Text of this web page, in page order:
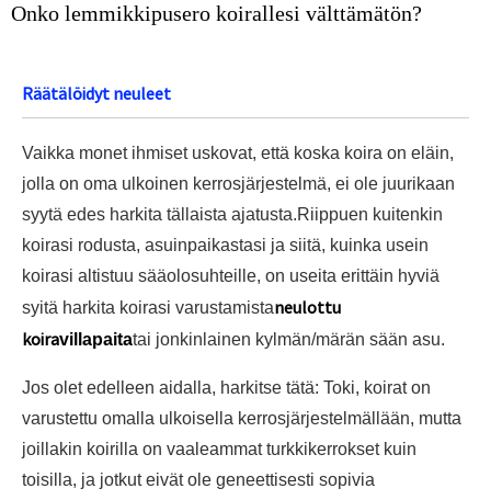
Onko lemmikkipusero koirallesi välttämätön?
Räätälöidyt neuleet
Vaikka monet ihmiset uskovat, että koska koira on eläin,
jolla on oma ulkoinen kerrosjärjestelmä, ei ole juurikaan
syytä edes harkita tällaista ajatusta.Riippuen kuitenkin
koirasi rodusta, asuinpaikastasi ja siitä, kuinka usein
koirasi altistuu sääolosuhteille, on useita erittäin hyviä
syitä harkita koirasi varustamistaneulottu
koiravillapaitatai jonkinlainen kylmän/märän sään asu.
Jos olet edelleen aidalla, harkitse tätä: Toki, koirat on
varustettu omalla ulkoisella kerrosjärjestelmällään, mutta
joillakin koirilla on vaaleammat turkkikerrokset kuin
toisilla, ja jotkut eivät ole geneettisesti sopivia